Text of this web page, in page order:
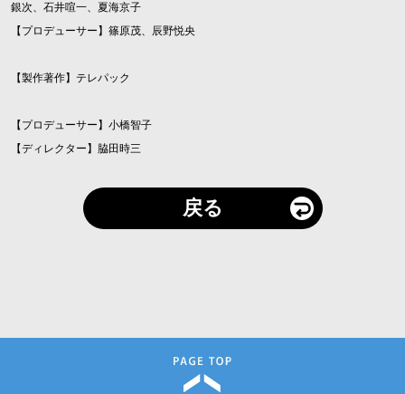
銀次、石井喧一、夏海京子
【プロデューサー】篠原茂、辰野悦央
【製作著作】テレパック
【プロデューサー】小橋智子
【ディレクター】脇田時三
戻る